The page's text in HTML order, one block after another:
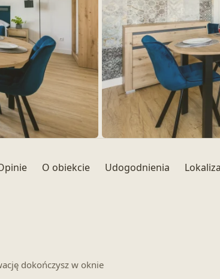
O obiekcie Udogodnienia
dokończysz w oknie